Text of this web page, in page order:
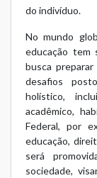
do indivíduo.
No mundo
educação tem
busca
desafios
holístico,
acadêmico,
Federal, por
educação,
será
sociedade,